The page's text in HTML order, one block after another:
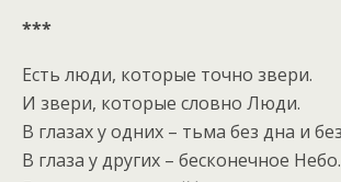
***
Есть люди, которые точно звери.
И звери, которые словно Люди.
В глазах у одних – тьма без дна и
В глаза у других – бесконечное Небо.